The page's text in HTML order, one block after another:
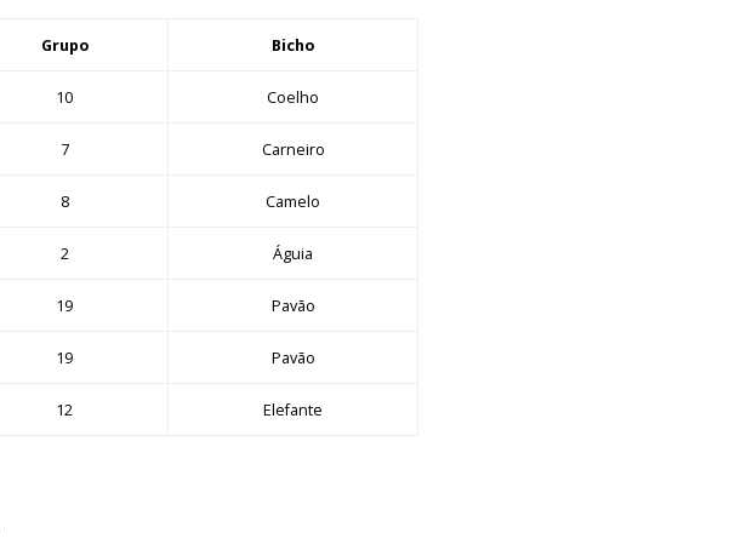
Grupo Bicho
10 Coelho
7 Carneiro
8 Camelo
2 Águia
19 Pavão
19 Pavão
12 Elefante